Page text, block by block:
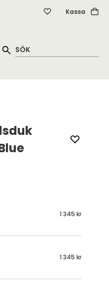
Kassa
1 345 kr
1 345 kr